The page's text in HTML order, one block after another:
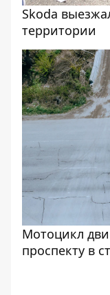
Skoda
территории
Мотоцикл
проспекту в